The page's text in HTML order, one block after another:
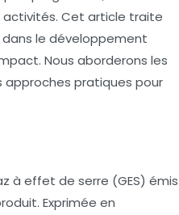
activités. Cet article traite
dans le développement
Nous aborderons les
approches pratiques pour
à effet de serre (GES) émis
Exprimée en